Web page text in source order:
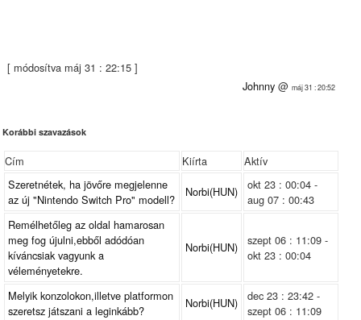
[ módosítva máj 31 : 22:15 ]
Johnny @ máj 31 : 20:52
Korábbi szavazások
Cím Kiírta
Aktív
Szeretnétek, ha jövőre megjelenne
az új "Nintendo Switch Pro" modell?
Norbi(HUN)
okt 23 : 00:04 -
aug 07 : 00:43
Remélhetőleg az oldal hamarosan
meg fog újulni,ebből adódóan
kíváncsiak vagyunk a
véleményetekre.
Norbi(HUN)
szept 06 : 11:09 -
okt 23 : 00:04
Melyik konzolokon,illetve platformon
szeretsz játszani a leginkább?
Norbi(HUN)
dec 23 : 23:42 -
szept 06 : 11:09